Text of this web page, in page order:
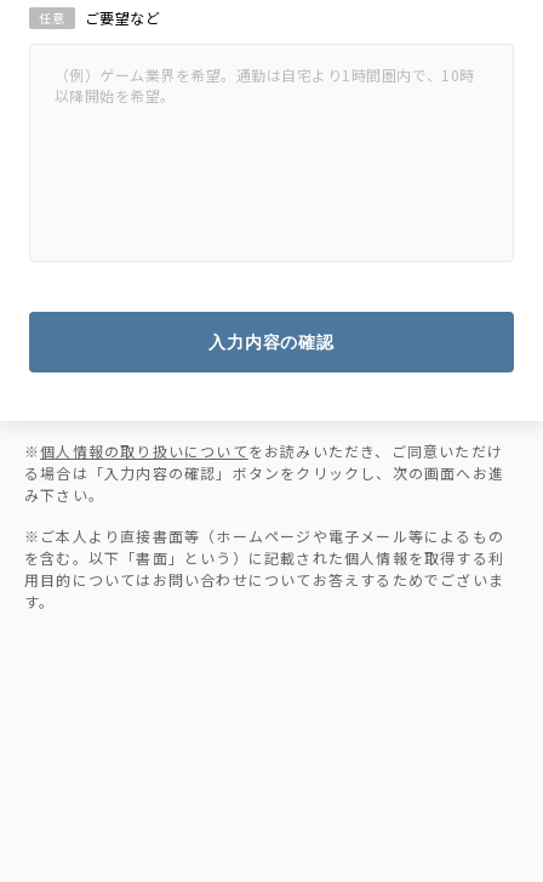
ご要望など
任意
入力内容の確認
※個人情報の取り扱いについてをお読みいただき、ご同意いただけ
る場合は「入力内容の確認」ボタンをクリックし、次の画面へお進
み下さい。
※ご本人より直接書面等（ホームページや電子メール等によるもの
を含む。以下「書面」という）に記載された個人情報を取得する利
用目的についてはお問い合わせについてお答えするためでございま
す。